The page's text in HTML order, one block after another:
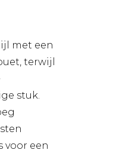
met een
terwijl
stuk.
voor een